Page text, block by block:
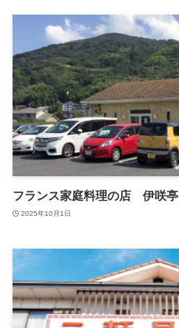
フランス家庭料理の店 伊咲亭
2025年10月1日